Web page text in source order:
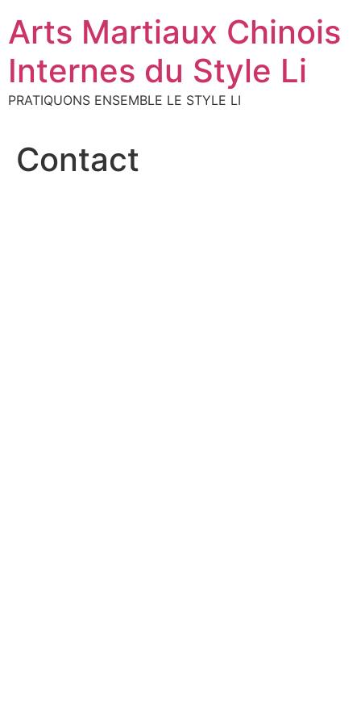
au
contenu
Arts Martiaux Chinois
Internes du Style Li
PRATIQUONS ENSEMBLE LE STYLE LI
Contact